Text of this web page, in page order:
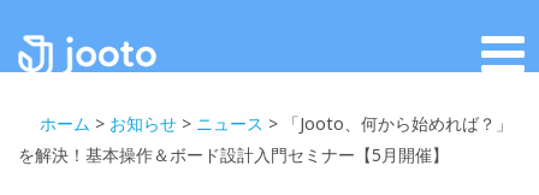
ホーム > お知らせ > ニュース >
「Jooto、何から始めれば？」
を解決！基本操作＆ボード設計入門セミナー【5月開催】